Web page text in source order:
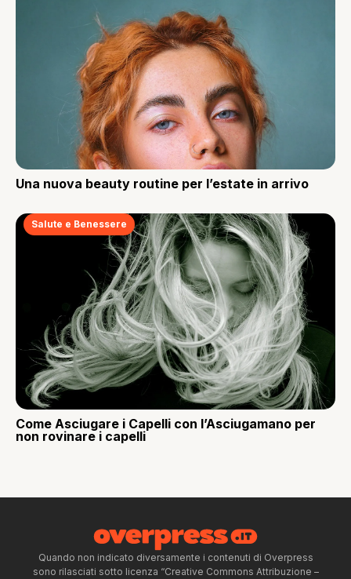
Una nuova beauty routine per l’estate in arrivo
Salute e Benessere
Come Asciugare i Capelli con l’Asciugamano per
non rovinare i capelli
Quando non indicato diversamente i contenuti di Overpress
sono rilasciati sotto licenza “Creative Commons Attribuzione –